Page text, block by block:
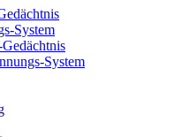
System
System